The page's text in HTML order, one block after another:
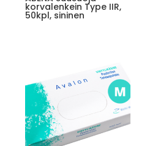
korvalenkein Type IIR,
50kpl, sininen